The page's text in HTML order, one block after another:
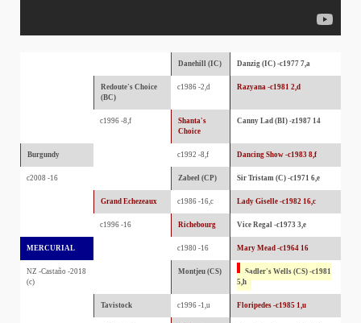
Danehill (IC) Danzig (IC) -c1977 7,a
Redoute's Choice
(BC)
c1986 -2,d Razyana -c1981 2,d
c1996 -8,f
Shanta's
Choice
Canny Lad (BI) -z1987 14
Burgundy c1992 -8,f Dancing Show -c1983 8,f
c2008 -16 Zabeel (CP) Sir Tristam (C) -c1971 6,e
Grand Echezeaux c1986 -16,c Lady Giselle -c1982 16,c
c1996 -16 Richebourg Vice Regal -c1973 3,e
MERCURIAL c1980 -16 Mary Mead -c1964 16
NZ -Castaño -2018
(c)
Montjeu (CS)
Sadler's Wells (CS) -c1981
5,h
Tavistock c1996 -1,u Floripedes -c1985 1,u